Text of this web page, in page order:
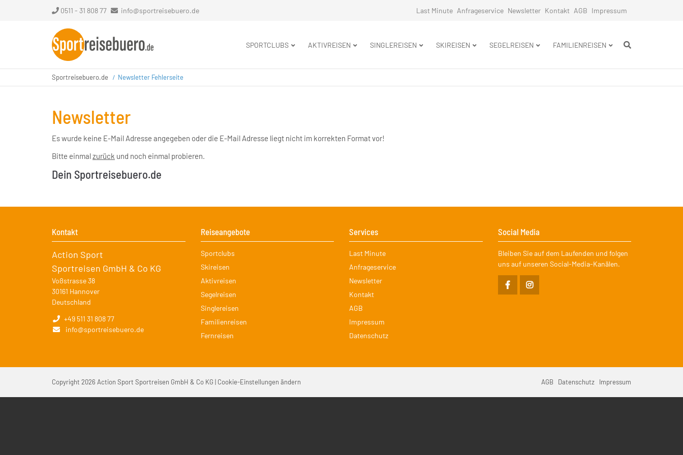
0511 - 31 808 77 info@sportreisebuero.de
Navigation
Last Minute Anfrageservice Newsletter Kontakt AGB Impressum
SPORTCLUBS AKTIVREISEN SINGLEREISEN SKIREISEN SEGELREISEN FAMILIENREISEN
Sportreisebuero.de Newsletter Fehlerseite
Newsletter
Es wurde keine E-Mail Adresse angegeben oder die E-Mail Adresse liegt nicht im korrekten Format vor!
Bitte einmalzurück und noch einmal probieren.
Dein Sportreisebuero.de
Kontakt
Action Sport
Sportreisen GmbH & Co KG
Voßstrasse 38
30161 Hannover
Deutschland
+49 511 31 808 77
info@sportreisebuero.de
Reiseangebote
Navigation
überspringen
Sportclubs
Skireisen
Aktivreisen
Segelreisen
Singlereisen
Familienreisen
Fernreisen
Services
Navigation
überspringen
Last Minute
Anfrageservice
Newsletter
Kontakt
AGB
Impressum
Datenschutz
Social Media
Bleiben Sie auf dem Laufenden und folgen
uns auf unseren Social-Media-Kanälen.
Copyright 2026 Action Sport Sportreisen GmbH & Co KG | Cookie-Einstellungen ändern AGB Datenschutz Impressum